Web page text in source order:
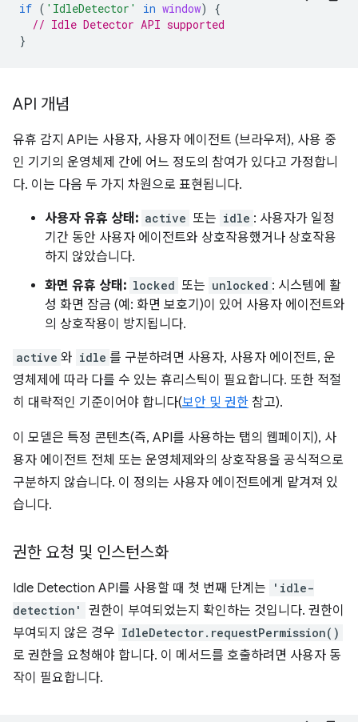
if ( 'IdleDetector' in window)
{
// Idle Detector API supported
}
API 개념
유휴 감지 API는 사용자, 사용자 에이전트 (브라우저), 사용 중
인 기기의 운영체제 간에 어느 정도의 참여가 있다고 가정합니
다. 이는 다음 두 가지 차원으로 표현됩니다.
사용자 유휴 상태: active 또는 idle : 사용자가 일정
기간 동안 사용자 에이전트와 상호작용했거나 상호작용
하지 않았습니다.
화면 유휴 상태: locked 또는 unlocked : 시스템에 활
성 화면 잠금 (예: 화면 보호기)이 있어 사용자 에이전트와
의 상호작용이 방지됩니다.
active 와 idle 를 구분하려면 사용자, 사용자 에이전트, 운
영체제에 따라 다를 수 있는 휴리스틱이 필요합니다. 또한 적절
히 대략적인 기준이어야 합니다(보안 및 권한 참고).
이 모델은 특정 콘텐츠(즉, API를 사용하는 탭의 웹페이지), 사
용자 에이전트 전체 또는 운영체제와의 상호작용을 공식적으로
구분하지 않습니다. 이 정의는 사용자 에이전트에게 맡겨져 있
습니다.
권한 요청 및 인스턴스화
Idle Detection API를 사용할 때 첫 번째 단계는
'idle-
detection'
권한이 부여되었는지 확인하는 것입니다. 권한이
부여되지 않은 경우 IdleDetector.requestPermission()
로 권한을 요청해야 합니다. 이 메서드를 호출하려면 사용자 동
작이 필요합니다.